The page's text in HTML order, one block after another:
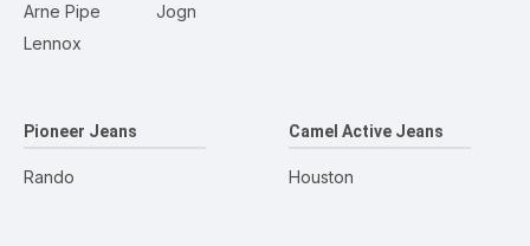
Arne Pipe
Lennox
Jogn
Pioneer Jeans
Rando
Camel Active Jeans
Houston